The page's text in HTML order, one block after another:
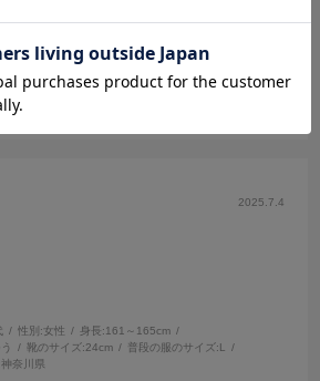
ました。
で大満足です。
続きを読む
2025.7.4
性別:女性 身長:161～165cm
靴のサイズ:24cm 普段の服のサイズ:L
神奈川県